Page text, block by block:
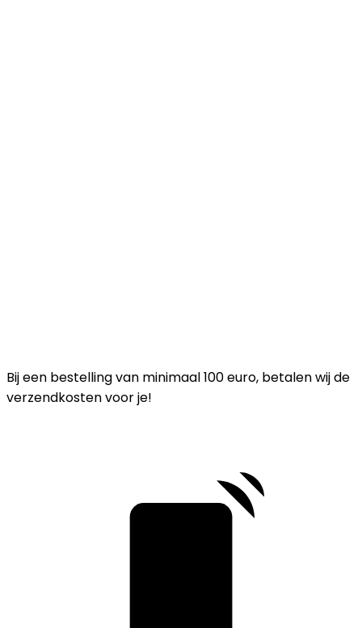
Bij een bestelling van minimaal 100 euro, betalen wij de
verzendkosten voor je!